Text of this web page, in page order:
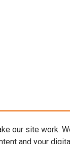
our site work.
and your